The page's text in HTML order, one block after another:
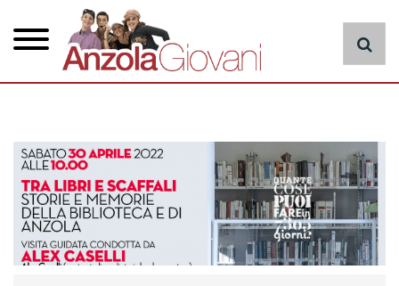
contenuto
principale
principale
cerca